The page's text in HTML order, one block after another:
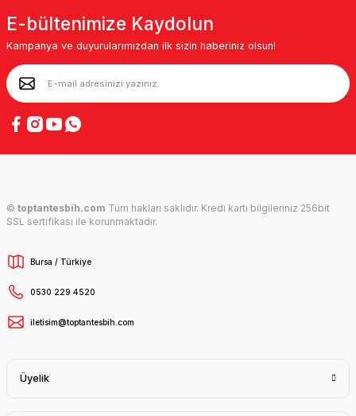
E-bültenimize Kaydolun
Kampanya ve duyurularımızdan ilk sizin haberiniz olsun!
© toptantesbih.com Tüm hakları saklıdır. Kredi kartı bilgileriniz 256bit
SSL sertifikası ile korunmaktadır.
Bursa / Türkiye
0530 229 4520
iletisim@toptantesbih.com
Üyelik